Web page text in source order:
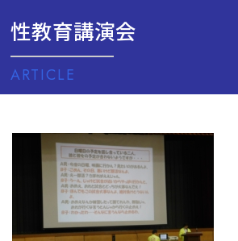
性教育講演会
ARTICLE